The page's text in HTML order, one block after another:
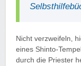
Nicht verzweifeln,
eines Shinto-
durch die Priester